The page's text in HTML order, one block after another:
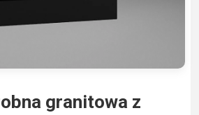
granitowa z